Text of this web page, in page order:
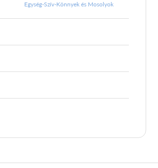
Egység-Szív-Könnyek és Mosolyok